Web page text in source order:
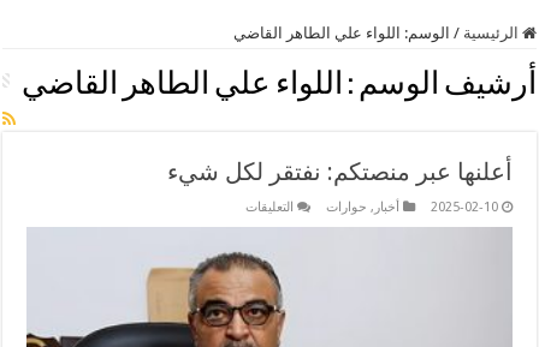
الرئيسية / الوسم: اللواء علي الطاهر القاضي
أرشيف الوسم : اللواء علي الطاهر القاضي
أعلنها عبر منصتكم: نفتقر لكل شيء
2025-02-10 أخبار , حوارات التعليقات
منصتكم:
نفتقر
لكل
شيء
مغلقة